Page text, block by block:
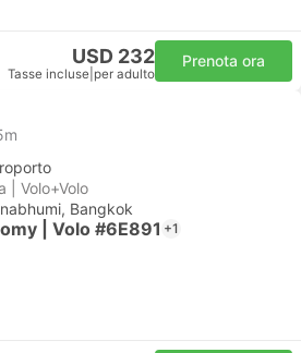
USD 232
Tasse incluse per adulto
Prenota ora
| Volo+Volo
Bangkok
| Volo #6E891 +1